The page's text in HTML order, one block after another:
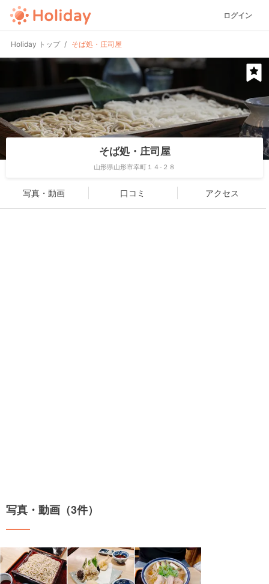
ログイン
Holiday トップ そば処・庄司屋
そば処・庄司屋
山形県山形市幸町１４-２８
写真・動画 口コミ アクセス
写真・動画（3件）